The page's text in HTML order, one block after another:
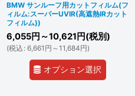
BMW サンルーフ用カットフィルム(フ
ィルム:スーパーUVIR(高遮熱IRカット
フィルム))
6,055円 ～10,621 円(税別)
(税込 : 6,661 円 ～11,684円)
オプション選択